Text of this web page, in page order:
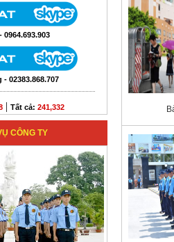
0964.693.903
02383.868.707
| Tất cả: 241,332
CÔNG TY